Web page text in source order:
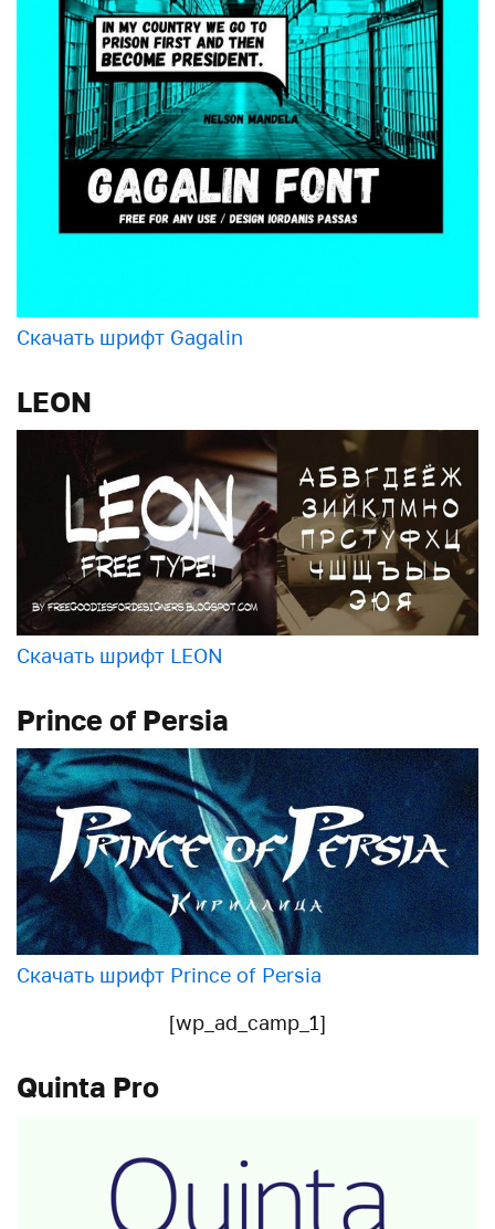
Скачать шрифт Gagalin
LEON
Скачать шрифт LEON
Prince of Persia
Скачать шрифт Prince of Persia
[wp_ad_camp_1]
Quinta Pro